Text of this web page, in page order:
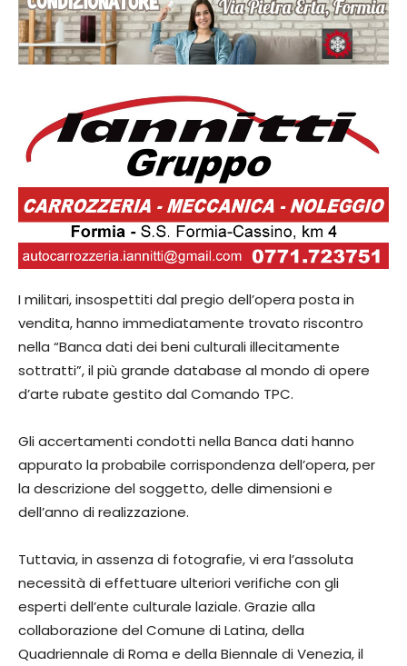
I militari, insospettiti dal pregio dell’opera posta in
vendita, hanno immediatamente trovato riscontro
nella “Banca dati dei beni culturali illecitamente
sottratti”, il più grande database al mondo di opere
d’arte rubate gestito dal Comando TPC.
Gli accertamenti condotti nella Banca dati hanno
appurato la probabile corrispondenza dell’opera, per
la descrizione del soggetto, delle dimensioni e
dell’anno di realizzazione.
Tuttavia, in assenza di fotografie, vi era l’assoluta
necessità di effettuare ulteriori verifiche con gli
esperti dell’ente culturale laziale. Grazie alla
collaborazione del Comune di Latina, della
Quadriennale di Roma e della Biennale di Venezia, il